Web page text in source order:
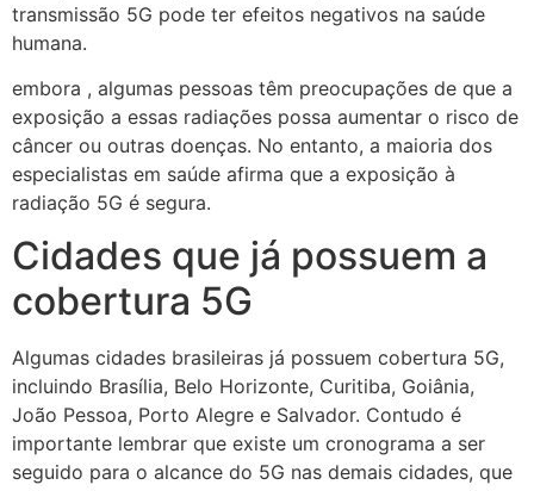
transmissão 5G pode ter efeitos negativos na saúde
humana.
embora , algumas pessoas têm preocupações de que a
exposição a essas radiações possa aumentar o risco de
câncer ou outras doenças. No entanto, a maioria dos
especialistas em saúde afirma que a exposição à
radiação 5G é segura.
Cidades que já possuem a
cobertura 5G
Algumas cidades brasileiras já possuem cobertura 5G,
incluindo Brasília, Belo Horizonte, Curitiba, Goiânia,
João Pessoa, Porto Alegre e Salvador. Contudo é
importante lembrar que existe um cronograma a ser
seguido para o alcance do 5G nas demais cidades, que